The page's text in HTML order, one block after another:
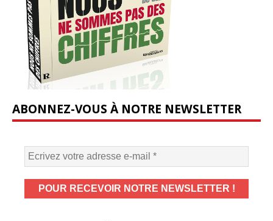
ABONNEZ-VOUS À NOTRE NEWSLETTER